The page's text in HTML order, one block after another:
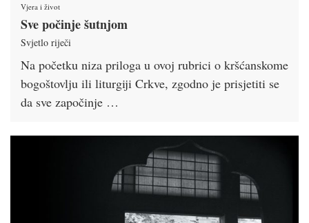
Vjera i život
Sve počinje šutnjom
Svjetlo riječi
Na početku niza priloga u ovoj rubrici o kršćanskome
bogoštovlju ili liturgiji Crkve, zgodno je prisjetiti se
da sve započinje …